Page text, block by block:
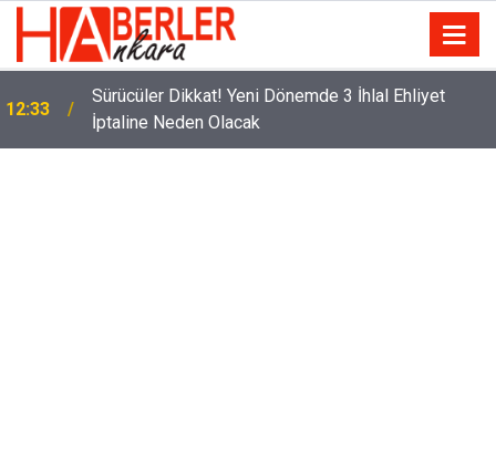
12:33
Sürücüler Dikkat! Yeni Dönemde 3 İhlal Ehliyet
İptaline Neden Olacak